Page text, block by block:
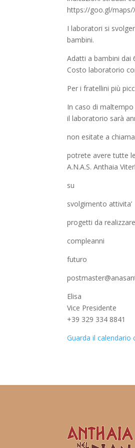
esploranatura
https://goo.gl/maps/
I laboratori si
bambini.
Adatti a bambini dai
Costo laboratorio
Per i fratellini più
In caso di
il laboratorio sarà
non esitate a
potrete avere tutte
A.N.A.S. Anthaia
su
svolgimento attivita’
progetti da
compleanni
futuro
Elisa
Vice Presidente
+39 329 334 8841
Guarda il calendario